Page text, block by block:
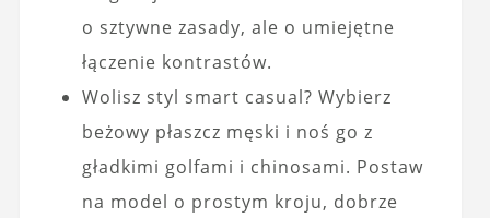
o sztywne zasady, ale o umiejętne
łączenie kontrastów.
Wolisz styl smart casual? Wybierz
beżowy płaszcz męski i noś go z
gładkimi golfami i chinosami. Postaw
na model o prostym kroju, dobrze